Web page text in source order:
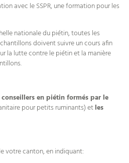
avec le SSPR, une formation pour les
nationale du piétin, toutes les
doivent suivre un cours afin
la lutte contre le piétin et la manière
conseillers en piétin formés par le
pour petits ruminants) etles
votre canton, en indiquant: